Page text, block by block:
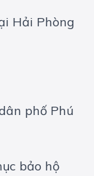
Hải Phòng
phố Phú
bảo hộ